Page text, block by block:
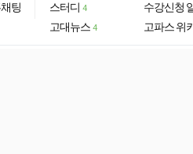
팅
스터디 4
고대뉴스 4
수강신청
고파스 위